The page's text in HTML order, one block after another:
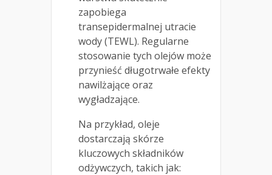
zapobiega
transepidermalnej utracie
wody (TEWL). Regularne
stosowanie tych olejów może
przynieść długotrwałe efekty
nawilżające oraz
wygładzające.
Na przykład, oleje
dostarczają skórze
kluczowych składników
odżywczych, takich jak: